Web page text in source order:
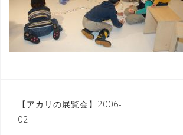
投
稿
【アカリの展覧会】2006-
02